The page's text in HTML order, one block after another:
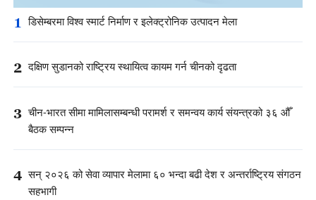
1 डिसेम्बरमा विश्व स्मार्ट निर्माण र इलेक्ट्रोनिक उत्पादन मेला
2 दक्षिण सुडानको राष्ट्रिय स्थायित्व कायम गर्न चीनको दृढता
3 चीन-भारत सीमा मामिलासम्बन्धी परामर्श र समन्वय कार्य संयन्त्रको ३६ औँ
बैठक सम्पन्न
4 सन् २०२६ को सेवा व्यापार मेलामा ६० भन्दा बढी देश र अन्तर्राष्ट्रिय संगठन
सहभागी